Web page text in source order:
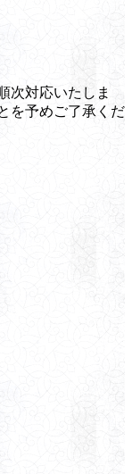
次対応いたしま
を予めご了承くだ